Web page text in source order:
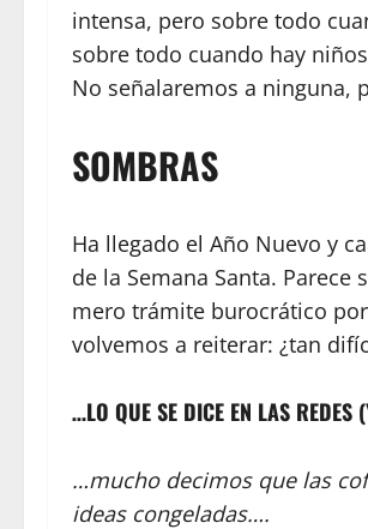
intensa, pero sobre todo
sobre todo cuando hay
No señalaremos a ninguna,
SOMBRAS
Ha llegado el Año Nuevo y
de la Semana Santa.
mero trámite burocrático
volvemos a reiterar: ¿tan
…LO QUE SE DICE EN LAS REDES
…mucho decimos que las
ideas congeladas….